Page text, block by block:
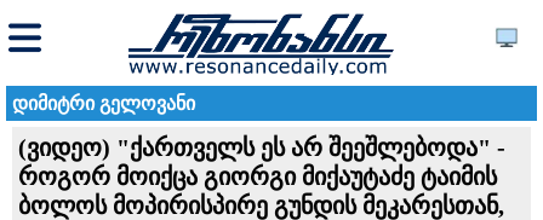
დიმიტრი გელოვანი
(ვიდეო) "ქართველს ეს არ შეეშლებოდა" -
როგორ მოიქცა გიორგი მიქაუტაძე ტაიმის
ბოლოს მოპირისპირე გუნდის მეკარესთან,